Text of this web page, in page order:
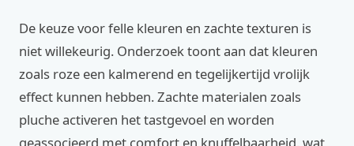
De keuze voor felle kleuren en zachte texturen is
niet willekeurig. Onderzoek toont aan dat kleuren
zoals roze een kalmerend en tegelijkertijd vrolijk
effect kunnen hebben. Zachte materialen zoals
pluche activeren het tastgevoel en worden